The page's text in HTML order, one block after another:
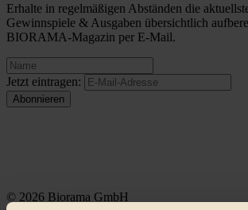
Erhalte in regelmäßigen Abständen die
Gewinnspiele & Ausgaben übersichtlich
BIORAMA-Magazin per E-Mail.
Jetzt eintragen:
© 2026 Biorama GmbH